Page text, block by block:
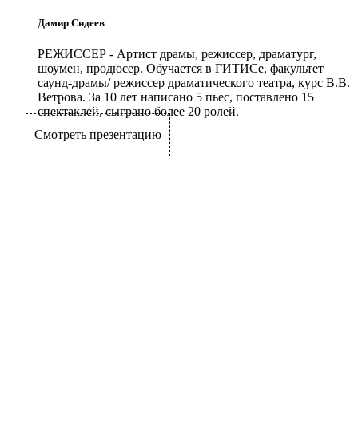
Дамир Сидеев
РЕЖИССЕР - Артист драмы, режиссер, драматург,
шоумен, продюсер. Обучается в ГИТИСе, факультет
саунд-драмы/ режиссер драматического театра, курс В.В.
Ветрова. За 10 лет написано 5 пьес, поставлено 15
спектаклей, сыграно более 20 ролей.
Смотреть презентацию